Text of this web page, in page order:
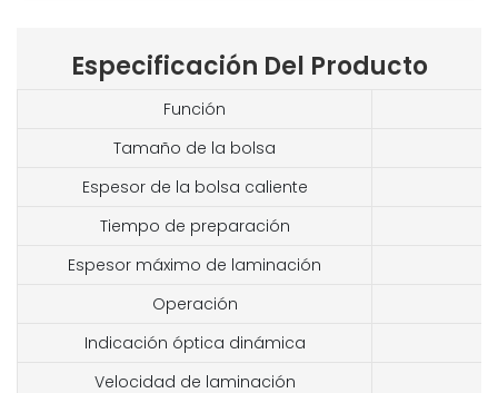
Especificación Del Producto
Función
Tamaño de la bolsa
Espesor de la bolsa caliente
Tiempo de preparación
Espesor máximo de laminación
Operación
Indicación óptica dinámica
Velocidad de laminación